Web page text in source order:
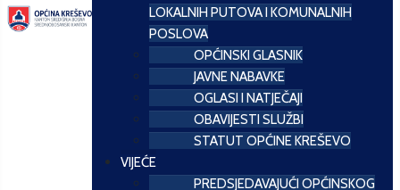
LOKALNIH PUTOVA I KOMUNALNIH
POSLOVA
OPĆINSKI GLASNIK
JAVNE NABAVKE
OGLASI I NATJEČAJI
OBAVIJESTI SLUŽBI
STATUT OPĆINE KREŠEVO
VIJEĆE
PREDSJEDAVAJUĆI OPĆINSKOG